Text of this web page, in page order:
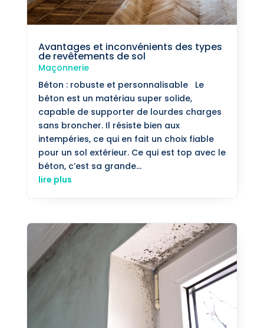
Avantages et inconvénients des types
de revêtements de sol
Maçonnerie
Béton : robuste et personnalisable Le
béton est un matériau super solide,
capable de supporter de lourdes charges
sans broncher. Il résiste bien aux
intempéries, ce qui en fait un choix fiable
pour un sol extérieur. Ce qui est top avec le
béton, c’est sa grande...
lire plus